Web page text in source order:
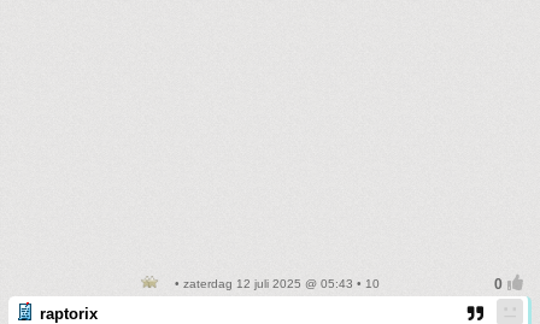
• zaterdag 12 juli 2025 @ 05:43 • 10
raptorix